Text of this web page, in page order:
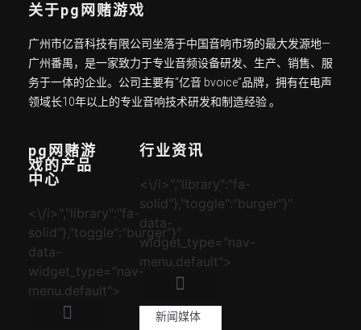
关于pg网赌游戏
广州市亿音科技有限公司坐落于中国音响市场的最大发源地—
广州番禺，是一家致力于专业音频设备研发、生产、销售、服
务于一体的企业。公司主要有“亿音 bvoice”品牌，拥有在电声
领域长10年以上的专业音响技术研发和制造经验 。
pg网赌游
戏的产品
中心
<\/i>","library":"fa-
solid"},"toggle":"burger"}"
data-
widget_type="nav-
menu.default">
行业资讯
<\/i>","library":"fa-
solid"},"toggle":"burger"}"
data-
widget_type="nav-
menu.default">
新闻媒体